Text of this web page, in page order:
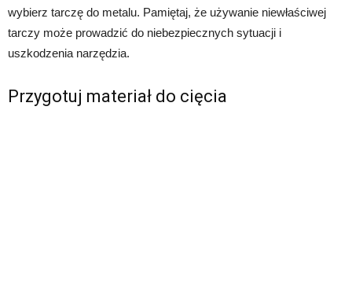
wybierz tarczę do metalu. Pamiętaj, że używanie niewłaściwej
tarczy może prowadzić do niebezpiecznych sytuacji i
uszkodzenia narzędzia.
Przygotuj materiał do cięcia